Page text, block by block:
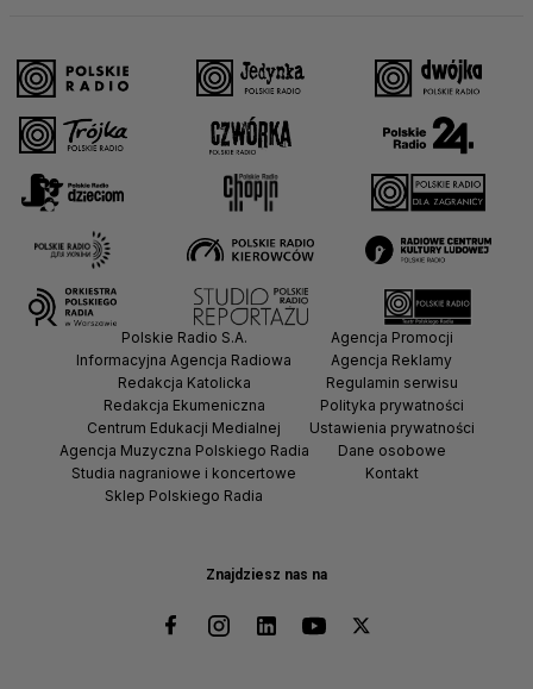
Znajdziesz nas na
Polskie Radio S.A.
Informacyjna Agencja Radiowa
Redakcja Katolicka
Redakcja Ekumeniczna
Centrum Edukacji Medialnej
Agencja Muzyczna Polskiego Radia
Studia nagraniowe i koncertowe
Sklep Polskiego Radia
Agencja Promocji
Agencja Reklamy
Regulamin serwisu
Polityka prywatności
Ustawienia prywatności
Dane osobowe
Kontakt